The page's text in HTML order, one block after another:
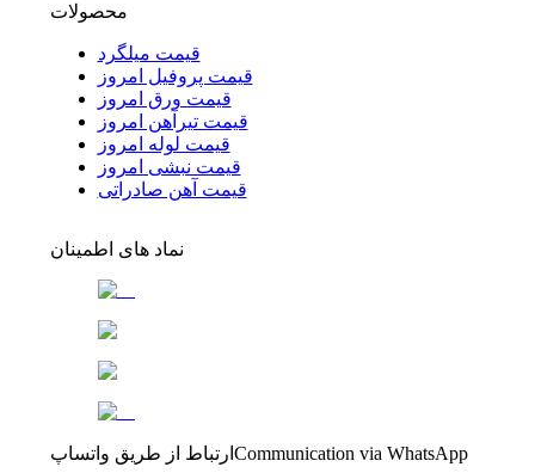
محصولات
قیمت میلگرد
قیمت پروفیل امروز
قیمت ورق امروز
قیمت تیرآهن امروز
قیمت لوله امروز
قیمت نبشی امروز
قیمت آهن صادراتی
نماد های اطمینان
ارتباط از طریق واتساپ Communication via WhatsApp